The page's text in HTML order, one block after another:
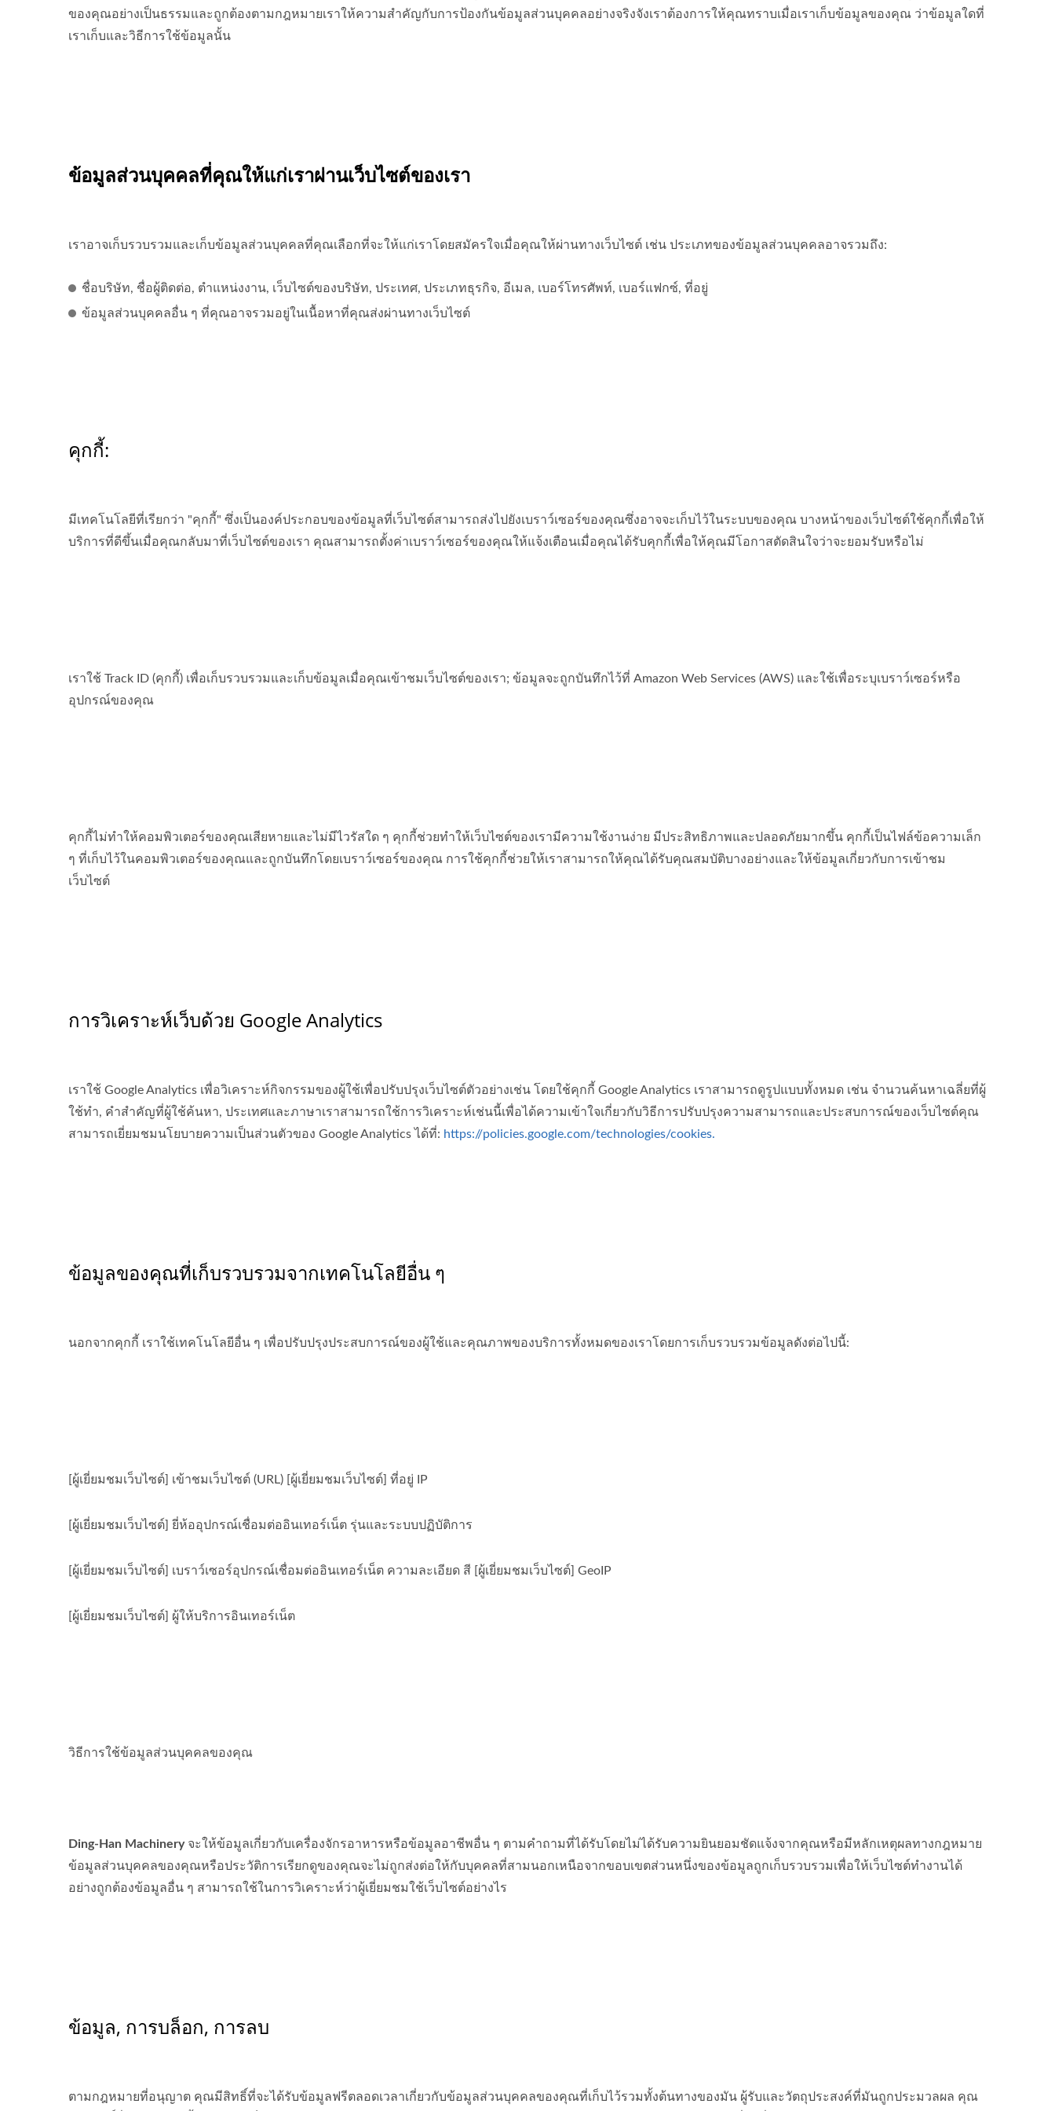
ของคุณอย่างเป็นธรรมและถูกต้องตามกฎหมายเราให้ความสำคัญกับการป้องกันข้อมูลส่วนบุคคลอย่างจริงจังเราต้องการให้คุณทราบเมื่อเราเก็บข้อมูลของคุณ ว่าข้อมูลใดที่
เราเก็บและวิธีการใช้ข้อมูลนั้น
ข้อมูลส่วนบุคคลที่คุณให้แก่เราผ่านเว็บไซต์ของเรา
เราอาจเก็บรวบรวมและเก็บข้อมูลส่วนบุคคลที่คุณเลือกที่จะให้แก่เราโดยสมัครใจเมื่อคุณให้ผ่านทางเว็บไซต์ เช่น ประเภทของข้อมูลส่วนบุคคลอาจรวมถึง:
ชื่อบริษัท, ชื่อผู้ติดต่อ, ตำแหน่งงาน, เว็บไซต์ของบริษัท, ประเทศ, ประเภทธุรกิจ, อีเมล, เบอร์โทรศัพท์, เบอร์แฟกซ์, ที่อยู่
ข้อมูลส่วนบุคคลอื่น ๆ ที่คุณอาจรวมอยู่ในเนื้อหาที่คุณส่งผ่านทางเว็บไซต์
คุกกี้:
มีเทคโนโลยีที่เรียกว่า "คุกกี้" ซึ่งเป็นองค์ประกอบของข้อมูลที่เว็บไซต์สามารถส่งไปยังเบราว์เซอร์ของคุณซึ่งอาจจะเก็บไว้ในระบบของคุณ บางหน้าของเว็บไซต์ใช้คุกกี้เพื่อให้
บริการที่ดีขึ้นเมื่อคุณกลับมาที่เว็บไซต์ของเรา คุณสามารถตั้งค่าเบราว์เซอร์ของคุณให้แจ้งเตือนเมื่อคุณได้รับคุกกี้เพื่อให้คุณมีโอกาสตัดสินใจว่าจะยอมรับหรือไม่
เราใช้ Track ID (คุกกี้) เพื่อเก็บรวบรวมและเก็บข้อมูลเมื่อคุณเข้าชมเว็บไซต์ของเรา; ข้อมูลจะถูกบันทึกไว้ที่ Amazon Web Services (AWS) และใช้เพื่อระบุเบราว์เซอร์หรือ
อุปกรณ์ของคุณ
คุกกี้ไม่ทำให้คอมพิวเตอร์ของคุณเสียหายและไม่มีไวรัสใด ๆ คุกกี้ช่วยทำให้เว็บไซต์ของเรามีความใช้งานง่าย มีประสิทธิภาพและปลอดภัยมากขึ้น คุกกี้เป็นไฟล์ข้อความเล็ก
ๆ ที่เก็บไว้ในคอมพิวเตอร์ของคุณและถูกบันทึกโดยเบราว์เซอร์ของคุณ การใช้คุกกี้ช่วยให้เราสามารถให้คุณได้รับคุณสมบัติบางอย่างและให้ข้อมูลเกี่ยวกับการเข้าชม
เว็บไซต์
การวิเคราะห์เว็บด้วย Google Analytics
เราใช้ Google Analytics เพื่อวิเคราะห์กิจกรรมของผู้ใช้เพื่อปรับปรุงเว็บไซต์ตัวอย่างเช่น โดยใช้คุกกี้ Google Analytics เราสามารถดูรูปแบบทั้งหมด เช่น จำนวนค้นหาเฉลี่ยที่ผู้
ใช้ทำ, คำสำคัญที่ผู้ใช้ค้นหา, ประเทศและภาษาเราสามารถใช้การวิเคราะห์เช่นนี้เพื่อได้ความเข้าใจเกี่ยวกับวิธีการปรับปรุงความสามารถและประสบการณ์ของเว็บไซต์คุณ
สามารถเยี่ยมชมนโยบายความเป็นส่วนตัวของ Google Analytics ได้ที่: https://policies.google.com/technologies/cookies.
ข้อมูลของคุณที่เก็บรวบรวมจากเทคโนโลยีอื่น ๆ
นอกจากคุกกี้ เราใช้เทคโนโลยีอื่น ๆ เพื่อปรับปรุงประสบการณ์ของผู้ใช้และคุณภาพของบริการทั้งหมดของเราโดยการเก็บรวบรวมข้อมูลดังต่อไปนี้:
[ผู้เยี่ยมชมเว็บไซต์] เข้าชมเว็บไซต์ (URL) [ผู้เยี่ยมชมเว็บไซต์] ที่อยู่ IP
[ผู้เยี่ยมชมเว็บไซต์] ยี่ห้ออุปกรณ์เชื่อมต่ออินเทอร์เน็ต รุ่นและระบบปฏิบัติการ
[ผู้เยี่ยมชมเว็บไซต์] เบราว์เซอร์อุปกรณ์เชื่อมต่ออินเทอร์เน็ต ความละเอียด สี [ผู้เยี่ยมชมเว็บไซต์] GeoIP
[ผู้เยี่ยมชมเว็บไซต์] ผู้ให้บริการอินเทอร์เน็ต
วิธีการใช้ข้อมูลส่วนบุคคลของคุณ
Ding-Han Machinery จะให้ข้อมูลเกี่ยวกับเครื่องจักรอาหารหรือข้อมูลอาชีพอื่น ๆ ตามคำถามที่ได้รับโดยไม่ได้รับความยินยอมชัดแจ้งจากคุณหรือมีหลักเหตุผลทางกฎหมาย
ข้อมูลส่วนบุคคลของคุณหรือประวัติการเรียกดูของคุณจะไม่ถูกส่งต่อให้กับบุคคลที่สามนอกเหนือจากขอบเขตส่วนหนึ่งของข้อมูลถูกเก็บรวบรวมเพื่อให้เว็บไซต์ทำงานได้
อย่างถูกต้องข้อมูลอื่น ๆ สามารถใช้ในการวิเคราะห์ว่าผู้เยี่ยมชมใช้เว็บไซต์อย่างไร
ข้อมูล, การบล็อก, การลบ
ตามกฎหมายที่อนุญาต คุณมีสิทธิ์ที่จะได้รับข้อมูลฟรีตลอดเวลาเกี่ยวกับข้อมูลส่วนบุคคลของคุณที่เก็บไว้รวมทั้งต้นทางของมัน ผู้รับและวัตถุประสงค์ที่มันถูกประมวลผล คุณ